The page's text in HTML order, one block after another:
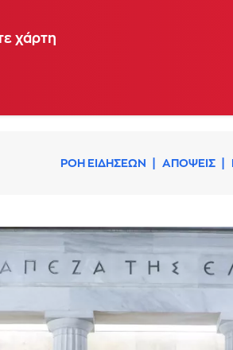
χάρτη
ΡΟΗ ΕΙΔΗΣΕΩΝ ΑΠΟΨΕΙΣ